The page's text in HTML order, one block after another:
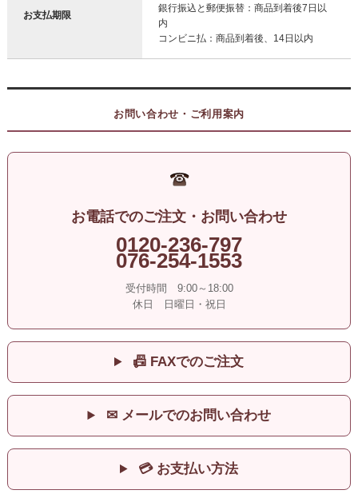
お支払期限
銀行振込と郵便振替：商品到着後7日以
内
コンビニ払：商品到着後、14日以内
お問い合わせ・ご利用案内
お電話でのご注文・お問い合わせ
0120-236-797
076-254-1553
受付時間 9:00～18:00
休日 日曜日・祝日
📠 FAXでのご注文
✉ メールでのお問い合わせ
💳 お支払い方法